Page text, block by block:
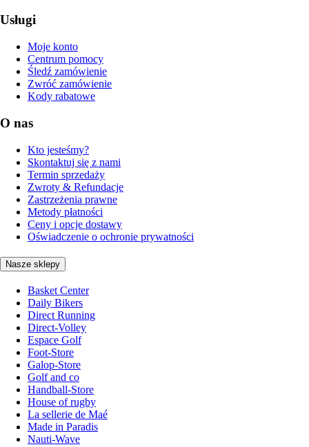
Usługi
Moje konto
Centrum pomocy
Śledź zamówienie
Zwróć zamówienie
Kody rabatowe
O nas
Kto jesteśmy?
Skontaktuj się z nami
Termin sprzedaży
Zwroty & Refundacje
Zastrzeżenia prawne
Metody płatności
Ceny i opcje dostawy
Oświadczenie o ochronie prywatności
Nasze sklepy
Basket Center
Daily Bikers
Direct Running
Direct-Volley
Espace Golf
Foot-Store
Galop-Store
Golf and co
Handball-Store
House of rugby
La sellerie de Maé
Made in Paradis
Nauti-Wave